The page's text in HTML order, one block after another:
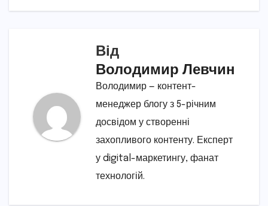
Від
Володимир Левчин
Володимир — контент-
менеджер блогу з 5-річним
досвідом у створенні
захопливого контенту. Експерт
у digital-маркетингу, фанат
технологій.